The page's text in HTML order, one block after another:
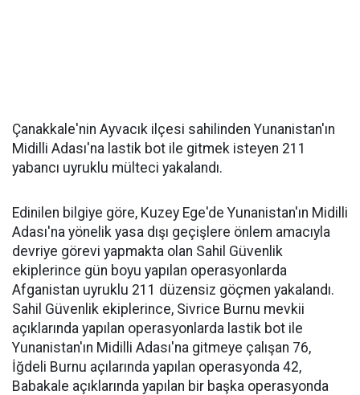
Çanakkale'nin Ayvacık ilçesi sahilinden Yunanistan'ın
Midilli Adası'na lastik bot ile gitmek isteyen 211
yabancı uyruklu mülteci yakalandı.
Edinilen bilgiye göre, Kuzey Ege'de Yunanistan'ın Midilli
Adası'na yönelik yasa dışı geçişlere önlem amacıyla
devriye görevi yapmakta olan Sahil Güvenlik
ekiplerince gün boyu yapılan operasyonlarda
Afganistan uyruklu 211 düzensiz göçmen yakalandı.
Sahil Güvenlik ekiplerince, Sivrice Burnu mevkii
açıklarında yapılan operasyonlarda lastik bot ile
Yunanistan'ın Midilli Adası'na gitmeye çalışan 76,
İğdeli Burnu açılarında yapılan operasyonda 42,
Babakale açıklarında yapılan bir başka operasyonda